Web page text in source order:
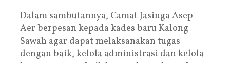
Dalam sambutannya, Camat Jasinga Asep
Aer berpesan kepada kades baru Kalong
Sawah agar dapat melaksanakan tugas
dengan baik, kelola administrasi dan kelola